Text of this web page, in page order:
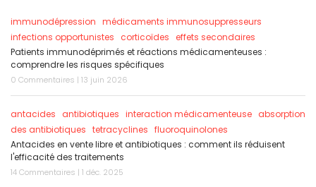
immunodépression médicaments immunosuppresseurs
infections opportunistes
corticoïdes
effets secondaires
Patients immunodéprimés et réactions médicamenteuses :
comprendre les risques spécifiques
0 Commentaires | 13 juin 2026
antacides antibiotiques interaction médicamenteuse absorption
des antibiotiques tetracyclines fluoroquinolones
Antacides en vente libre et antibiotiques : comment ils réduisent
l'efficacité des traitements
14 Commentaires | 1 déc. 2025